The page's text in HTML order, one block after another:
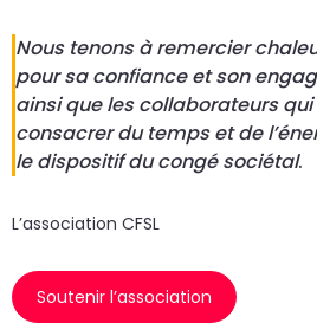
Nous tenons à remercier
pour sa confiance et son
ainsi que les collaborateurs
consacrer du temps et de
le dispositif du congé sociétal.
L’association CFSL
Soutenir l’association